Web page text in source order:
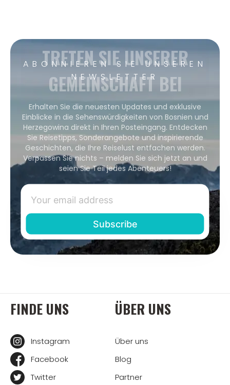
ABONNIEREN SIE UNSEREN
NEWSLETTER
TRETEN SIE UNSERER
GEMEINSCHAFT BEI
Erhalten Sie die neuesten Updates und exklusive
Einblicke in die Sehenswürdigkeiten von Bosnien und
Herzegowina direkt in Ihren Posteingang. Entdecken
Sie Reisetipps, Sonderangebote und inspirierende
Geschichten, die Ihre Reiselust entfachen werden.
Verpassen Sie nichts – melden Sie sich jetzt an und
seien Sie Teil jedes Abenteuers!
FINDE UNS
Instagram
Facebook
Twitter
ÜBER UNS
Über uns
Blog
Partner